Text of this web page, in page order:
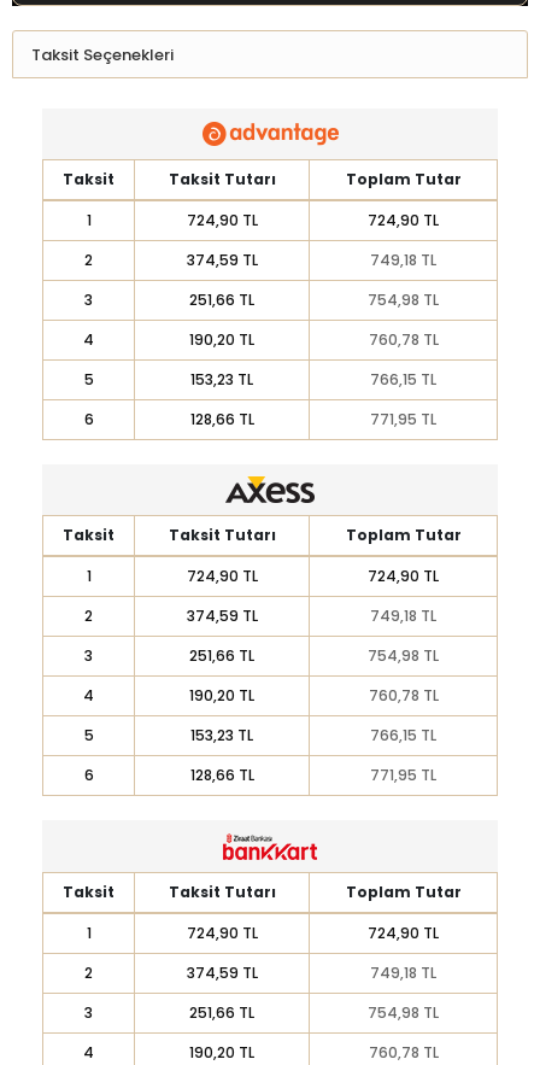
Taksit Seçenekleri
Taksit Taksit Tutarı
Toplam Tutar
1
724,90 TL
724,90 TL
2
374,59 TL
749,18 TL
3
251,66 TL
754,98 TL
4
190,20 TL
760,78 TL
5
153,23 TL
766,15 TL
6
128,66 TL 771,95 TL
Taksit Taksit Tutarı
Toplam Tutar
1
724,90 TL
724,90 TL
2
374,59 TL
749,18 TL
3
251,66 TL
754,98 TL
4
190,20 TL
760,78 TL
5
153,23 TL
766,15 TL
6
128,66 TL 771,95 TL
Taksit Taksit Tutarı
Toplam Tutar
1
724,90 TL
724,90 TL
2
374,59 TL
749,18 TL
3
251,66 TL
754,98 TL
4
190,20 TL 760,78 TL